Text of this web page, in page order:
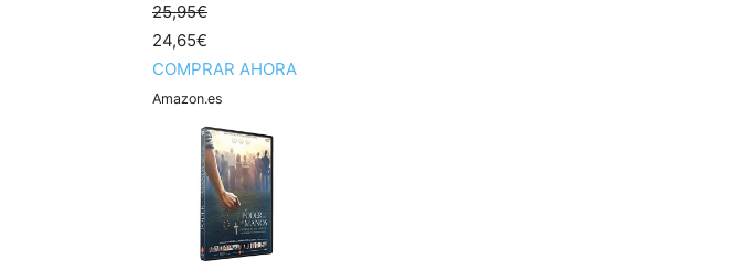
25,95€
24,65€
COMPRAR AHORA
Amazon.es